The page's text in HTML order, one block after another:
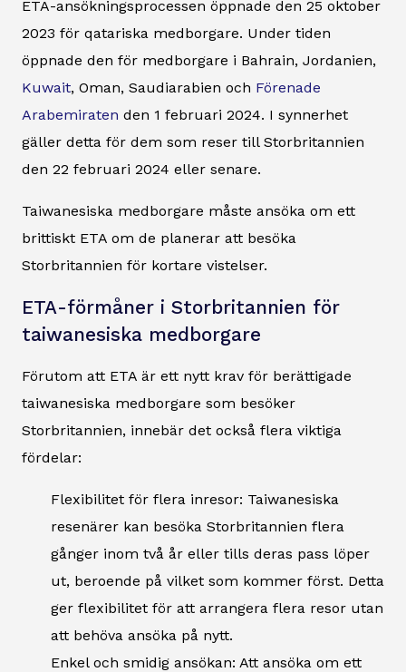
ETA-ansökningsprocessen öppnade den 25 oktober
2023 för qatariska medborgare. Under tiden
öppnade den för medborgare i Bahrain, Jordanien,
Kuwait, Oman, Saudiarabien och Förenade
Arabemiraten den 1 februari 2024. I synnerhet
gäller detta för dem som reser till Storbritannien
den 22 februari 2024 eller senare.
Taiwanesiska medborgare måste ansöka om ett
brittiskt ETA om de planerar att besöka
Storbritannien för kortare vistelser.
ETA-förmåner i Storbritannien för
taiwanesiska medborgare
Förutom att ETA är ett nytt krav för berättigade
taiwanesiska medborgare som besöker
Storbritannien, innebär det också flera viktiga
fördelar:
Flexibilitet för flera inresor: Taiwanesiska
resenärer kan besöka Storbritannien flera
gånger inom två år eller tills deras pass löper
ut, beroende på vilket som kommer först. Detta
ger flexibilitet för att arrangera flera resor utan
att behöva ansöka på nytt.
Enkel och smidig ansökan: Att ansöka om ett